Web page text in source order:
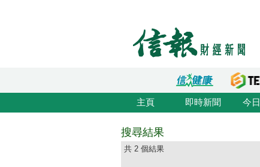
主頁 即時新聞 今
搜尋結果
共 2 個結果